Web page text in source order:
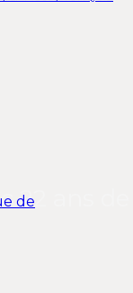
22 ans
de